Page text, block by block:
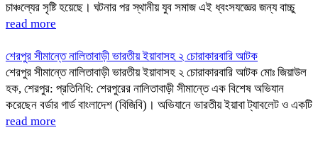
চাঞ্চল্যের সৃষ্টি হয়েছে। ঘটনার পর স্থানীয় যুব সমাজ এই ধ্বংসযজ্ঞের জন্য বাচ্চু
read more
শেরপুর সীমান্তে নালিতাবাড়ী ভারতীয় ইয়াবাসহ ২ চোরাকারবারি আটক
শেরপুর সীমান্তে নালিতাবাড়ী ভারতীয় ইয়াবাসহ ২ চোরাকারবারি আটক মোঃ জিয়াউল
হক, শেরপুর: প্রতিনিধি: শেরপুরের নালিতাবাড়ী সীমান্তে এক বিশেষ অভিযান
করেছেন বর্ডার গার্ড বাংলাদেশ (বিজিবি)। অভিযানে ভারতীয় ইয়াবা ট্যাবলেট ও একটি
read more